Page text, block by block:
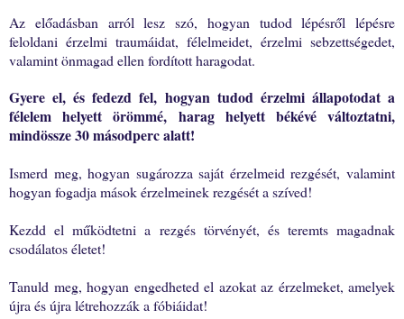
Az előadásban arról lesz szó, hogyan tudod lépésről lépésre
feloldani érzelmi traumáidat, félelmeidet, érzelmi sebzettségedet,
valamint önmagad ellen fordított haragodat.
Gyere el, és fedezd fel, hogyan tudod érzelmi állapotodat a
félelem helyett örömmé, harag helyett békévé változtatni,
mindössze 30 másodperc alatt!
Ismerd meg, hogyan sugározza saját érzelmeid rezgését, valamint
hogyan fogadja mások érzelmeinek rezgését a szíved!
Kezdd el működtetni a rezgés törvényét, és teremts magadnak
csodálatos életet!
Tanuld meg, hogyan engedheted el azokat az érzelmeket, amelyek
újra és újra létrehozzák a fóbiáidat!